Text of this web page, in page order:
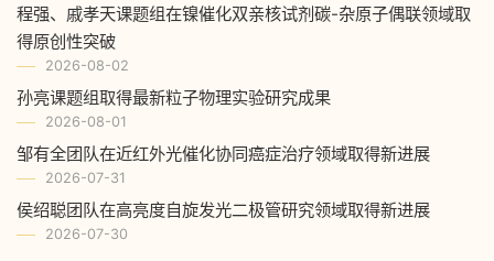
程强、戚孝天课题组在镍催化双亲核试剂碳-杂原子偶联领域取
得原创性突破
2026-08-02
孙亮课题组取得最新粒子物理实验研究成果
2026-08-01
邹有全团队在近红外光催化协同癌症治疗领域取得新进展
2026-07-31
侯绍聪团队在高亮度自旋发光二极管研究领域取得新进展
2026-07-30